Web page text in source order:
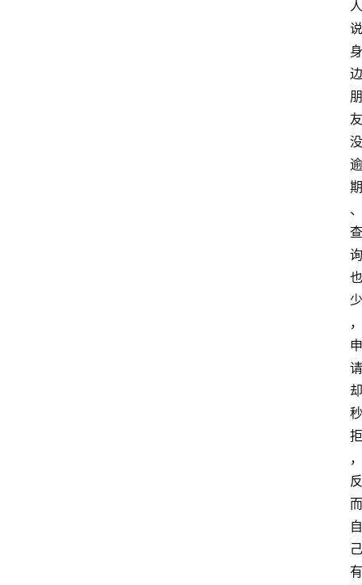
人
说
身
边
朋
友
没
逾
期
、
查
询
也
少
，
申
请
却
秒
拒
，
反
而
自
己
有